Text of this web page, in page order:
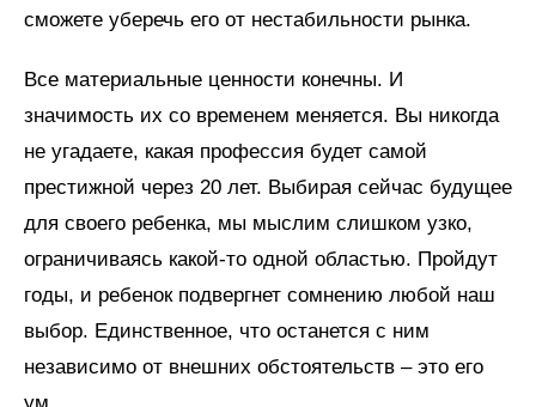
сможете уберечь его от нестабильности рынка.
Все материальные ценности конечны. И
значимость их со временем меняется. Вы никогда
не угадаете, какая профессия будет самой
престижной через 20 лет. Выбирая сейчас будущее
для своего ребенка, мы мыслим слишком узко,
ограничиваясь какой-то одной областью. Пройдут
годы, и ребенок подвергнет сомнению любой наш
выбор. Единственное, что останется с ним
независимо от внешних обстоятельств – это его